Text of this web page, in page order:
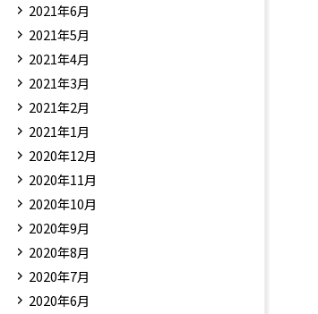
2021年6月
2021年5月
2021年4月
2021年3月
2021年2月
2021年1月
2020年12月
2020年11月
2020年10月
2020年9月
2020年8月
2020年7月
2020年6月